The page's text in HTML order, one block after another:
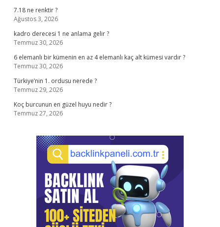
7.18 ne renktir ?
Ağustos 3, 2026
kadro derecesi 1 ne anlama gelir ?
Temmuz 30, 2026
6 elemanlı bir kümenin en az 4 elemanlı kaç alt kümesi vardır ?
Temmuz 30, 2026
Türkiye’nin 1. ordusu nerede ?
Temmuz 29, 2026
Koç burcunun en güzel huyu nedir ?
Temmuz 27, 2026